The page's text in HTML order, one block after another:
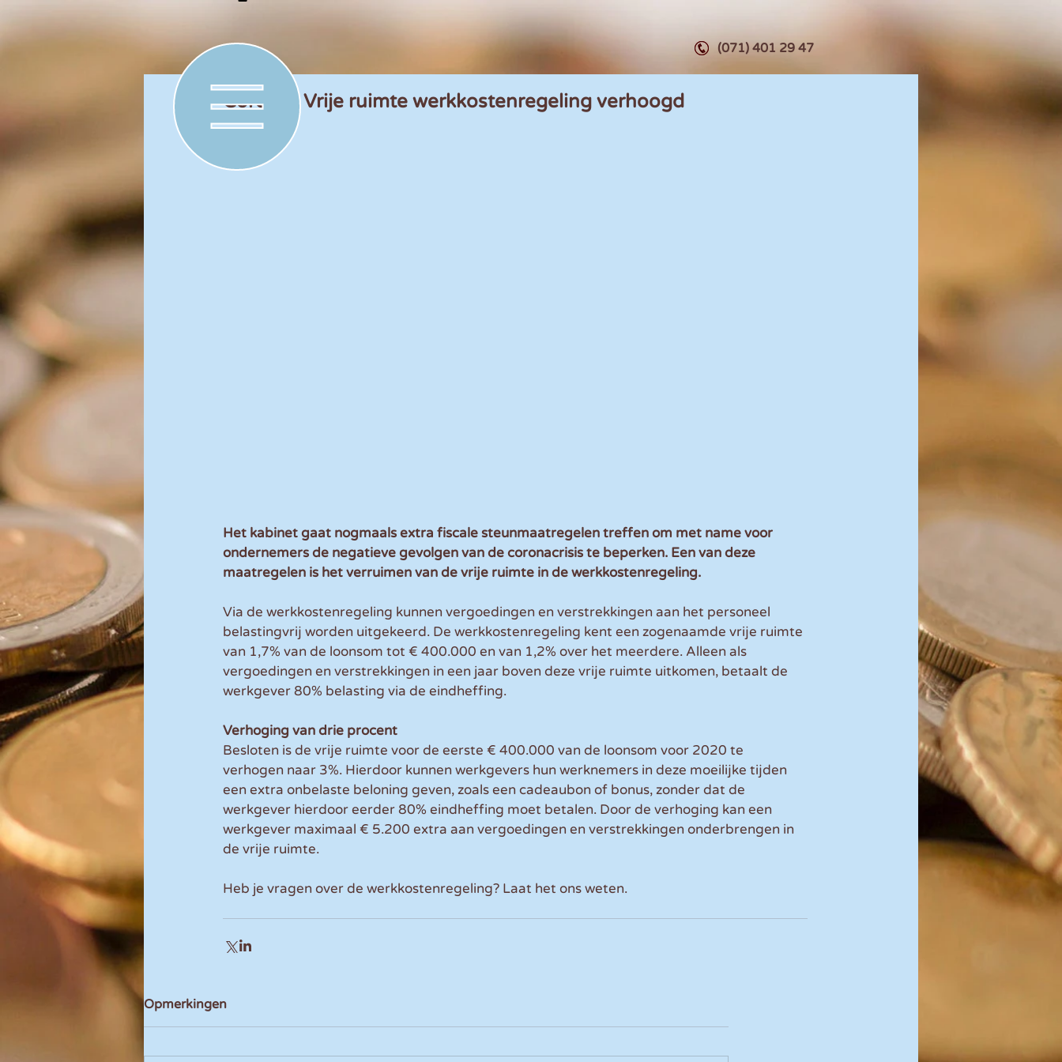
(071) 401 29 47
Corona | Vrije ruimte werkkostenregeling verhoogd
Het kabinet gaat nogmaals extra fiscale steunmaatregelen treffen om met name voor
ondernemers de negatieve gevolgen van de coronacrisis te beperken. Een van deze
maatregelen is het verruimen van de vrije ruimte in de werkkostenregeling.
Via de werkkostenregeling kunnen vergoedingen en verstrekkingen aan het personeel
belastingvrij worden uitgekeerd. De werkkostenregeling kent een zogenaamde vrije ruimte
van 1,7% van de loonsom tot € 400.000 en van 1,2% over het meerdere. Alleen als
vergoedingen en verstrekkingen in een jaar boven deze vrije ruimte uitkomen, betaalt de
werkgever 80% belasting via de eindheffing.
Verhoging van drie procent
Besloten is de vrije ruimte voor de eerste € 400.000 van de loonsom voor 2020 te
verhogen naar 3%. Hierdoor kunnen werkgevers hun werknemers in deze moeilijke tijden
een extra onbelaste beloning geven, zoals een cadeaubon of bonus, zonder dat de
werkgever hierdoor eerder 80% eindheffing moet betalen. Door de verhoging kan een
werkgever maximaal € 5.200 extra aan vergoedingen en verstrekkingen onderbrengen in
de vrije ruimte.
Heb je vragen over de werkkostenregeling? Laat het ons weten.
Opmerkingen